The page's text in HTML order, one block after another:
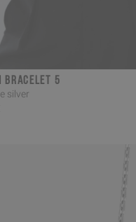
BRACELET 5
silver